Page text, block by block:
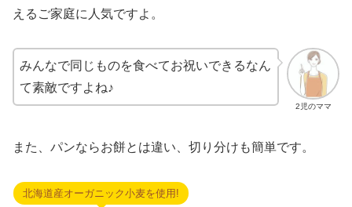
えるご家庭に人気ですよ。
2児のママ
みんなで同じものを食べてお祝いできるなん
て素敵ですよね♪
また、パンならお餅とは違い、切り分けも簡単です。
北海道産オーガニック小麦を使用!